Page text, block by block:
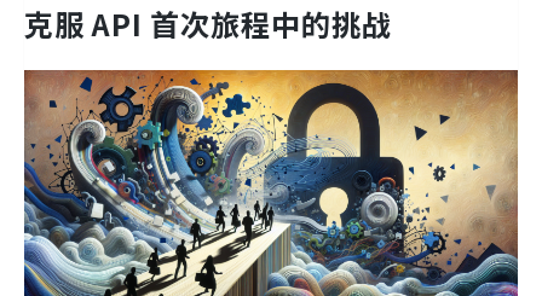
克服 API 首次旅程中的挑战